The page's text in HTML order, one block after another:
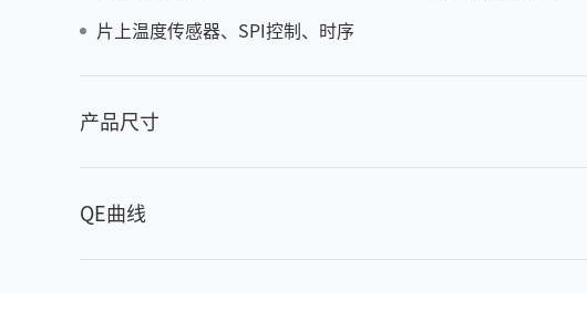
片上温度传感器、SPI控制、时序
产品尺寸
QE曲线